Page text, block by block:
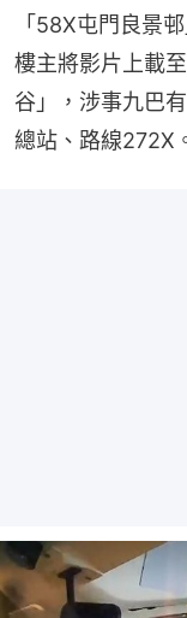
「58X屯門良景
樓主將影片上載
谷」，涉事九巴
總站、路線272X